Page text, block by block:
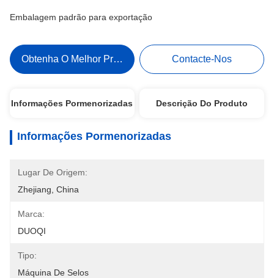
Embalagem padrão para exportação
Obtenha O Melhor Preço Contacte-Nos
Informações Pormenorizadas Descrição Do Produto
Informações Pormenorizadas
Lugar De Origem:
Zhejiang, China
Marca:
DUOQI
Tipo:
Máquina De Selos